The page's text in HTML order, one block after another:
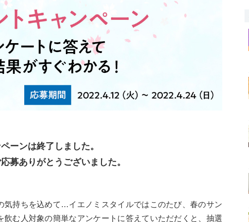
ーンは終了しました。
募ありがとうございました。
気持ちを込めて…イエノミスタイルではこのたび、春のサン
む人対象の簡単なアンケートに答えていただだくと、抽選